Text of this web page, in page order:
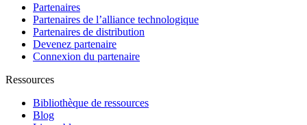
Partenaires
Partenaires de l’alliance technologique
Partenaires de distribution
Devenez partenaire
Connexion du partenaire
Ressources
Bibliothèque de ressources
Blog